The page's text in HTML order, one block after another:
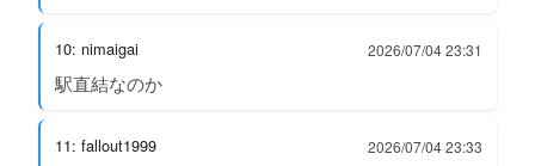
10: nimaigai 2026/07/04 23:31
駅直結なのか
11: fallout1999 2026/07/04 23:33